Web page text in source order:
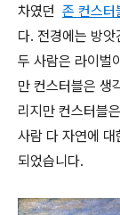
차였던 존 컨스터
다. 전경에는 방
두 사람은 라이벌
만 컨스터블은 생
리지만 컨스터블
사람 다 자연에
되었습니다.